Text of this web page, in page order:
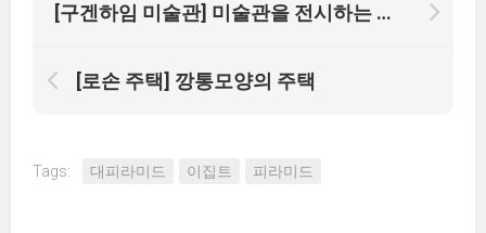
[구겐하임 미술관] 미술관을 전시하는 미술관
[로손 주택] 깡통모양의 주택
Tags: 대피라미드 이집트 피라미드